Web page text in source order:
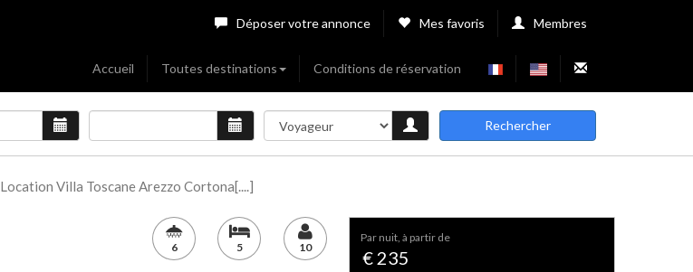
Déposer votre annonce Mes favoris Membres
Accueil Toutes destinations Conditions de réservation
Rechercher
Location Villa Toscane Arezzo Cortona[....]
6 5 10
par nuit, à partir de
€ 235